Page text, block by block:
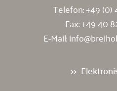
Telefon:+49 (0)
Fax: +49 40
E-Mail: